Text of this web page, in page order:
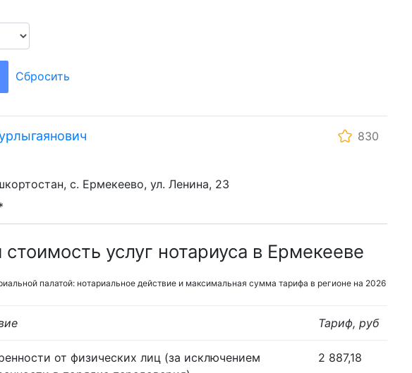
Сбросить
830
с. Ермекеево, ул. Ленина, 23
услуг нотариуса в Ермекееве
палатой: нотариальное действие и максимальная сумма тарифа в регионе на 2026
Тариф, руб
от физических лиц (за исключением
2 887,18